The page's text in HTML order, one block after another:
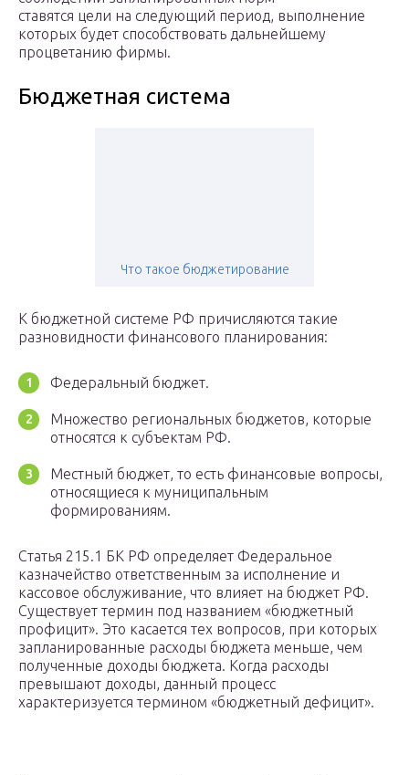
ставятся цели на следующий период, выполнение
которых будет способствовать дальнейшему
процветанию фирмы.
Бюджетная система
Что такое бюджетирование
К бюджетной системе РФ причисляются такие
разновидности финансового планирования:
Федеральный бюджет.
Множество региональных бюджетов, которые
относятся к субъектам РФ.
Местный бюджет, то есть финансовые вопросы,
относящиеся к муниципальным
формированиям.
Статья 215.1 БК РФ определяет Федеральное
казначейство ответственным за исполнение и
кассовое обслуживание, что влияет на бюджет РФ.
Существует термин под названием «бюджетный
профицит». Это касается тех вопросов, при которых
запланированные расходы бюджета меньше, чем
полученные доходы бюджета. Когда расходы
превышают доходы, данный процесс
характеризуется термином «бюджетный дефицит».